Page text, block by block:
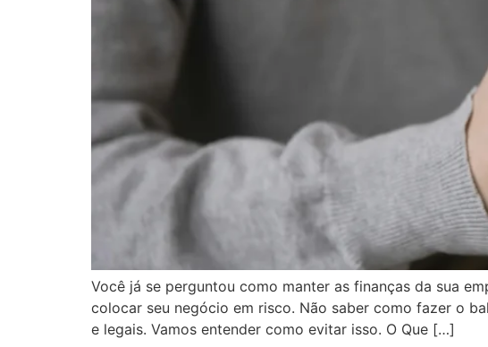
Você já se perguntou como manter as finanças da sua
colocar seu negócio em risco. Não saber como fazer o
e legais. Vamos entender como evitar isso. O Que […]